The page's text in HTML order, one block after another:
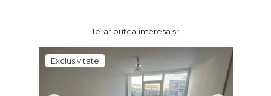
Te-ar putea interesa și:
Exclusivitate